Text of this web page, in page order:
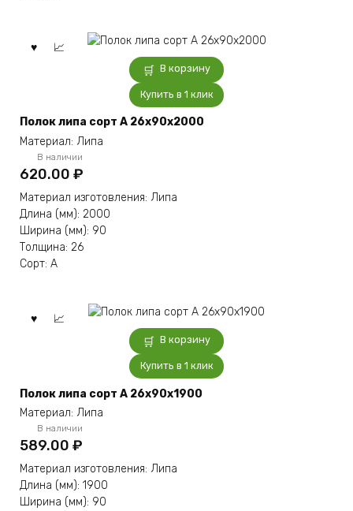
В корзину
Купить в 1 клик
Полок липа сорт А 26x90x2000
Материал: Липа
В наличии
620.00 ₽
Материал изготовления: Липа
Длина (мм): 2000
Ширина (мм): 90
Толщина: 26
Сорт: А
В корзину
Купить в 1 клик
Полок липа сорт А 26x90x1900
Материал: Липа
В наличии
589.00 ₽
Материал изготовления: Липа
Длина (мм): 1900
Ширина (мм): 90